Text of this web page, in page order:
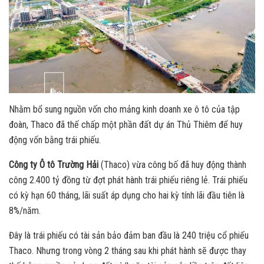
Nhằm bổ sung nguồn vốn cho mảng kinh doanh xe ô tô của tập
đoàn, Thaco đã thế chấp một phần đất dự án Thủ Thiêm để huy
động vốn bằng trái phiếu.
Công ty Ô tô Trường Hải (Thaco) vừa công bố đã huy động thành
công 2.400 tỷ đồng từ đợt phát hành trái phiếu riêng lẻ. Trái phiếu
có kỳ hạn 60 tháng, lãi suất áp dụng cho hai kỳ tính lãi đầu tiên là
8%/năm.
Đây là trái phiếu có tài sản bảo đảm ban đầu là 240 triệu cổ phiếu
Thaco. Nhưng trong vòng 2 tháng sau khi phát hành sẽ được thay